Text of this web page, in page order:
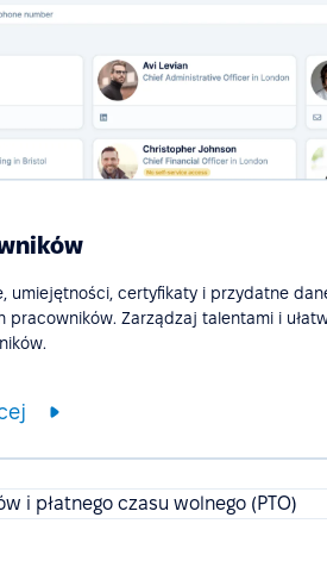
umiejętności, certyfikaty i przydatne
pracowników. Zarządzaj talentami i